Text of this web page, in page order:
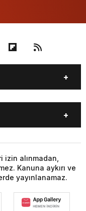
alınmadan,
Kanuna aykırı ve
yayınlanamaz.